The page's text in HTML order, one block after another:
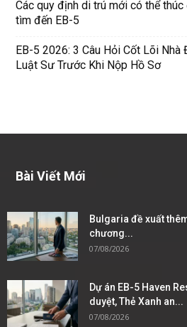
Các quy định di trú mới có thể
tìm đến EB-5
EB-5 2026: 3 Câu Hỏi Cốt Lõi
Luật Sư Trước Khi Nộp Hồ Sơ
Bài Viết Mới
Bulgaria đề xuất
chương...
07/08/2026
Dự án EB-5 Haven
duyệt, Thẻ Xanh an...
07/08/2026